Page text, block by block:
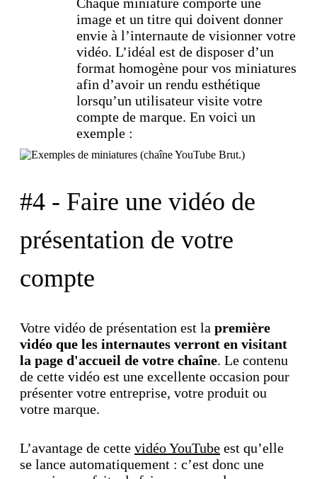
image et un titre qui doivent donner
envie à l’internaute de visionner votre
vidéo. L’idéal est de disposer d’un
format homogène pour vos miniatures
afin d’avoir un rendu esthétique
lorsqu’un utilisateur visite votre
compte de marque. En voici un
exemple :
#4 - Faire une vidéo de
présentation de votre
compte
Votre vidéo de présentation est la première
vidéo que les internautes verront en visitant
la page d'accueil de votre chaîne. Le contenu
de cette vidéo est une excellente occasion pour
présenter votre entreprise, votre produit ou
votre marque.
L’avantage de cette vidéo YouTube est qu’elle
se lance automatiquement : c’est donc une